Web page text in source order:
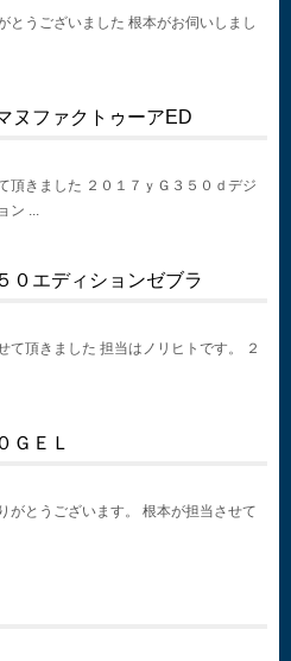
うございました 根本がお伺いしまし
ヌファクトゥーアED
頂きました ２０１７ｙＧ３５０ｄデジ
ン ...
０エディションゼブラ
て頂きました 担当はノリヒトです。 ２
ＧＥＬ
とうございます。 根本が担当させて